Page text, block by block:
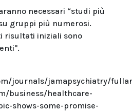
necessari “studi più
gruppi più numerosi.
risultati iniziali sono
journals/jamapsychiatry/
business/healthcare-
shows-some-promise-